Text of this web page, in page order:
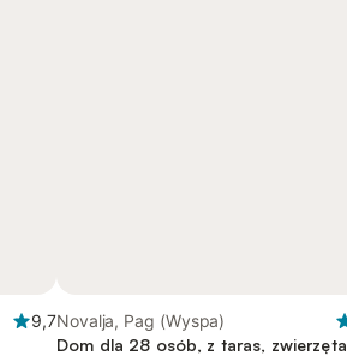
9,7Novalja, Pag (Wyspa)
Dom dla 28 osób, z taras, zwierzęta